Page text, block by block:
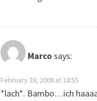
Marcosays:
February 28, 2008 at 18:55
*lach*. Bambo…ich